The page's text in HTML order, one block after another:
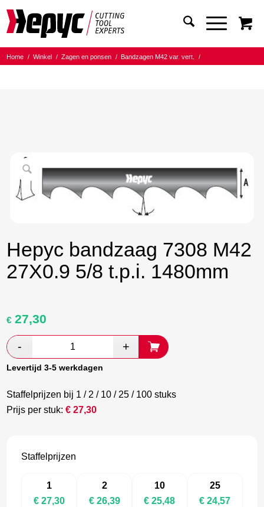
Home / Winkel / Zagen en ponsen / Bandzagen M42 var. vert.
/
Hepyc bandzaag 7308 M42
27X0.9 5/8 t.p.i. 1480mm
Oorspronkelijke
was:
€ 45,50.
€ 27,30
€ 26,39.
Levertijd 3-5 werkdagen
Staffelprijzen bij 1 / 2 / 10 / 25 / 100 stuks
Prijs per stuk:€27,30
Staffelprijzen
1
€ 27,30
2
€ 26,39
10
€ 25,48
25
€ 24,57